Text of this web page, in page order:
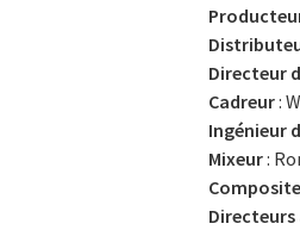
Directeur
Cadreur:
Ingénieur
Mixeur: